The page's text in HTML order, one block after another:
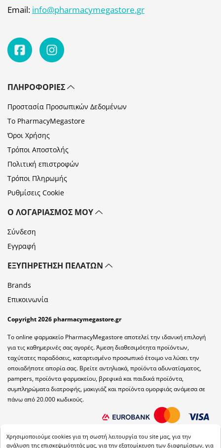
Email: info@pharmacymegastore.gr
ΠΛΗΡΟΦΟΡΊΕΣ
Προστασία Προσωπικών Δεδομένων
Το PharmacyMegastore
Όροι Χρήσης
Τρόποι Αποστολής
Πολιτική επιστροφών
Τρόποι Πληρωμής
Ρυθμίσεις Cookie
Ο ΛΟΓΑΡΙΑΣΜΌΣ ΜΟΥ
Σύνδεση
Εγγραφή
ΕΞΥΠΗΡΈΤΗΣΗ ΠΕΛΑΤΏΝ
Brands
Επικοινωνία
Copyright 2026 pharmacymegastore.gr
Το online φαρμακείο PharmacyMegastore αποτελεί την ιδανική επιλογή
για τις καθημερινές σας αγορές. Άμεση διαθεσιμότητα προϊόντων,
ταχύτατες παραδόσεις, καταρτισμένο προσωπικό έτοιμο να λύσει την
οποιαδήποτε απορία σας. Βρείτε αντηλιακά, προϊόντα αδυνατίσματος,
pampers, προϊόντα φαρμακείου, βρεφικά και παιδικά προϊόντα,
συμπληρώματα διατροφής, μακιγιάζ και προϊόντα ομορφιάς ανάμεσα σε
πάνω από 20.000 κωδικούς.
Χρησιμοποιούμε cookies για τη σωστή λειτουργία του site μας, για την
ανάλυση της επισκεψιμότητάς μας, για την εξατομίκευση των διαφημίσεων, για